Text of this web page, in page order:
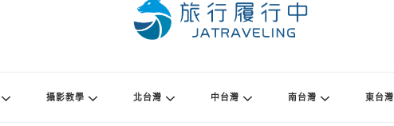
攝影教學 北台灣 中台灣 南台灣 東台灣